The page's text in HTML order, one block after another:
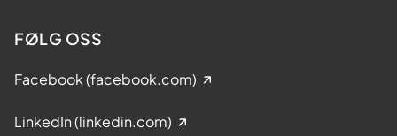
FØLG OSS
Facebook (facebook.com)
LinkedIn (linkedin.com)